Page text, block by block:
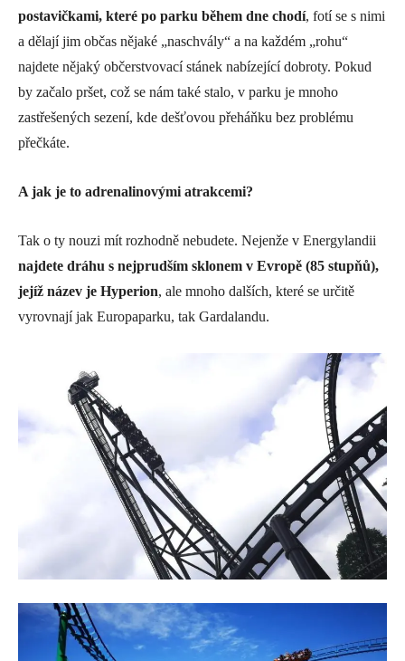
postavičkami, které po parku během dne chodí, fotí se s nimi
a dělají jim občas nějaké „naschvály“ a na každém „rohu“
najdete nějaký občerstvovací stánek nabízející dobroty. Pokud
by začalo pršet, což se nám také stalo, v parku je mnoho
zastřešených sezení, kde dešťovou přeháňku bez problému
přečkáte.
A jak je to adrenalinovými atrakcemi?
Tak o ty nouzi mít rozhodně nebudete. Nejenže v Energylandii
najdete dráhu s nejprudším sklonem v Evropě (85 stupňů),
jejíž název je Hyperion, ale mnoho dalších, které se určitě
vyrovnají jak Europaparku, tak Gardalandu.